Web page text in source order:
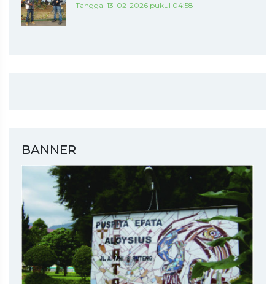
Tanggal 13-02-2026 pukul 04:58
BANNER